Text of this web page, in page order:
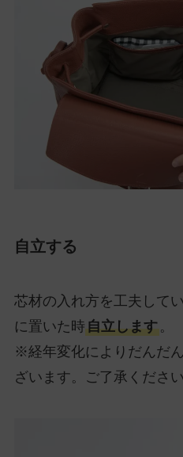
自立する
芯材の入れ方を工夫して
に置いた時自立します。
※経年変化によりだんだ
ざいます。ご了承ください